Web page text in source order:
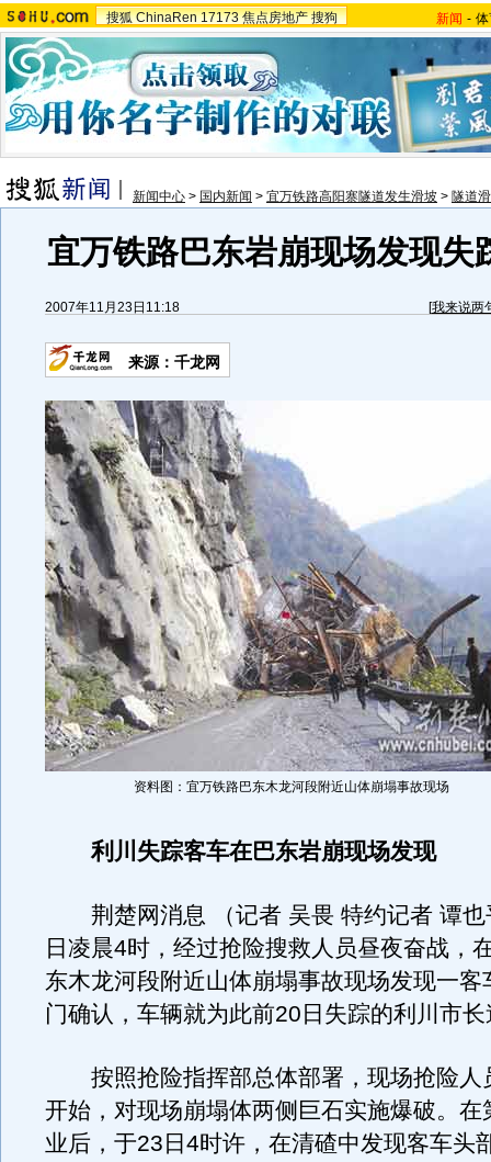
搜狐 ChinaRen 17173 焦点房地产 搜狗 新闻 -
新闻中心 > 国内新闻 > 宜万铁路高阳寨隧道发生滑坡 > 隧道
宜万铁路巴东岩崩现场发现失
2007年11月23日11:18 [我来说两
来源：千龙网
资料图：宜万铁路巴东木龙河段附近山体崩塌事故现场
利川失踪客车在巴东岩崩现场发现
荆楚网消息 （记者 吴畏 特约记者 谭也
日凌晨4时，经过抢险搜救人员昼夜奋战，
东木龙河段附近山体崩塌事故现场发现一客
门确认，车辆就为此前20日失踪的利川市
按照抢险指挥部总体部署，现场抢险人
开始，对现场崩塌体两侧巨石实施爆破。在
业后，于23日4时许，在清碴中发现客车头